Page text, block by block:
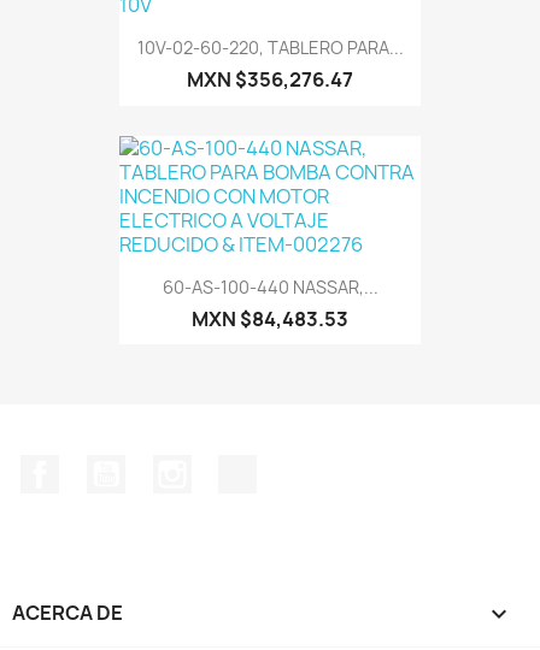
10V-02-60-220, TABLERO PARA...
MXN $356,276.47
60-AS-100-440 NASSAR,...
MXN $84,483.53
ACERCA DE 